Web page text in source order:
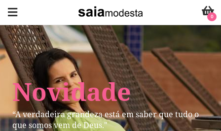
Novidade
“A verdadeira grandeza está em saber que tudo o
que somos vem de Deus."
0